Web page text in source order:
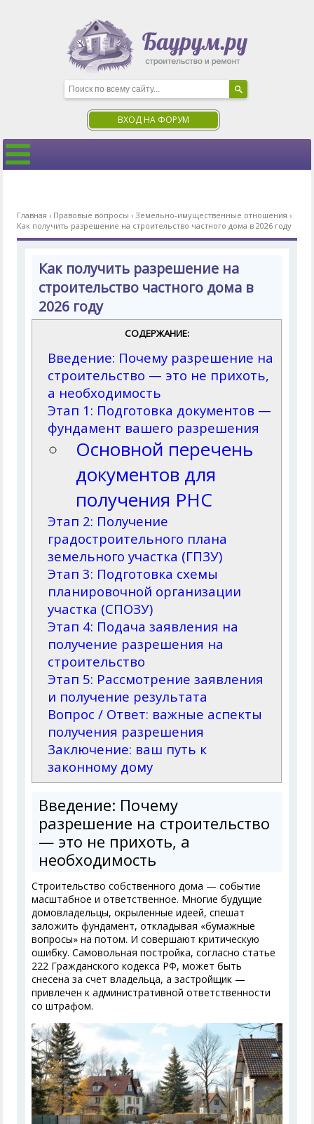
ВХОД НА ФОРУМ
Главная › Правовые вопросы ›Земельно-имущественные отношения ›
Как получить разрешение на строительство частного дома в 2026 году
Как получить разрешение на
строительство частного дома в
2026 году
СОДЕРЖАНИЕ:
Введение: Почему разрешение на
строительство — это не прихоть,
а необходимость
Этап 1: Подготовка документов —
фундамент вашего разрешения
Основной перечень
документов для
получения РНС
Этап 2: Получение
градостроительного плана
земельного участка (ГПЗУ)
Этап 3: Подготовка схемы
планировочной организации
участка (СПОЗУ)
Этап 4: Подача заявления на
получение разрешения на
строительство
Этап 5: Рассмотрение заявления
и получение результата
Вопрос / Ответ: важные аспекты
получения разрешения
Заключение: ваш путь к
законному дому
Введение: Почему
разрешение на строительство
— это не прихоть, а
необходимость
Строительство собственного дома — событие
масштабное и ответственное. Многие будущие
домовладельцы, окрыленные идеей, спешат
заложить фундамент, откладывая «бумажные
вопросы» на потом. И совершают критическую
ошибку. Самовольная постройка, согласно статье
222 Гражданского кодекса РФ, может быть
снесена за счет владельца, а застройщик —
привлечен к административной ответственности
со штрафом.